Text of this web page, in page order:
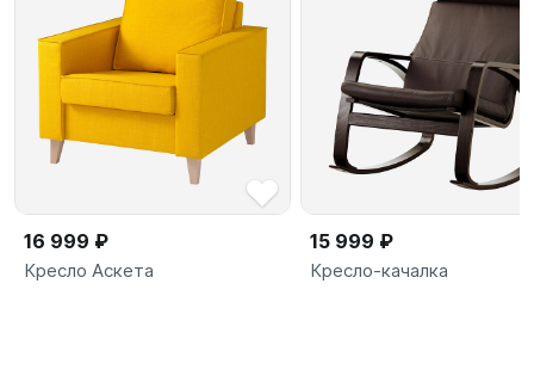
16 999 ₽
Кресло Аскета
15 999 ₽
Кресло-качалка